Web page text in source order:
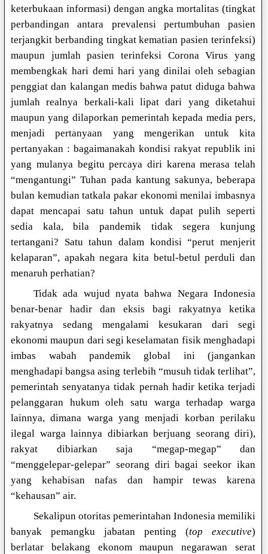
keterbukaan informasi) dengan angka mortalitas (tingkat
perbandingan antara prevalensi pertumbuhan pasien
terjangkit berbanding tingkat kematian pasien terinfeksi)
maupun jumlah pasien terinfeksi Corona Virus yang
membengkak hari demi hari yang dinilai oleh sebagian
penggiat dan kalangan medis bahwa patut diduga bahwa
jumlah realnya berkali-kali lipat dari yang diketahui
maupun yang dilaporkan pemerintah kepada media pers,
menjadi pertanyaan yang mengerikan untuk kita
pertanyakan : bagaimanakah kondisi rakyat republik ini
yang mulanya begitu percaya diri karena merasa telah
“mengantungi” Tuhan pada kantung sakunya, beberapa
bulan kemudian tatkala pakar ekonomi menilai imbasnya
dapat mencapai satu tahun untuk dapat pulih seperti
sedia kala, bila pandemik tidak segera kunjung
tertangani? Satu tahun dalam kondisi “perut menjerit
kelaparan”, apakah negara kita betul-betul perduli dan
menaruh perhatian?
Tidak ada wujud nyata bahwa Negara Indonesia
benar-benar hadir dan eksis bagi rakyatnya ketika
rakyatnya sedang mengalami kesukaran dari segi
ekonomi maupun dari segi keselamatan fisik menghadapi
imbas wabah pandemik global ini (jangankan
menghadapi bangsa asing terlebih “musuh tidak terlihat”,
pemerintah senyatanya tidak pernah hadir ketika terjadi
pelanggaran hukum oleh satu warga terhadap warga
lainnya, dimana warga yang menjadi korban perilaku
ilegal warga lainnya dibiarkan berjuang seorang diri),
rakyat dibiarkan saja “megap-megap” dan
“menggelepar-gelepar” seorang diri bagai seekor ikan
yang kehabisan nafas dan hampir tewas karena
“kehausan” air.
Sekalipun otoritas pemerintahan Indonesia memiliki
banyak pemangku jabatan penting (top executive)
berlatar belakang ekonom maupun negarawan serat